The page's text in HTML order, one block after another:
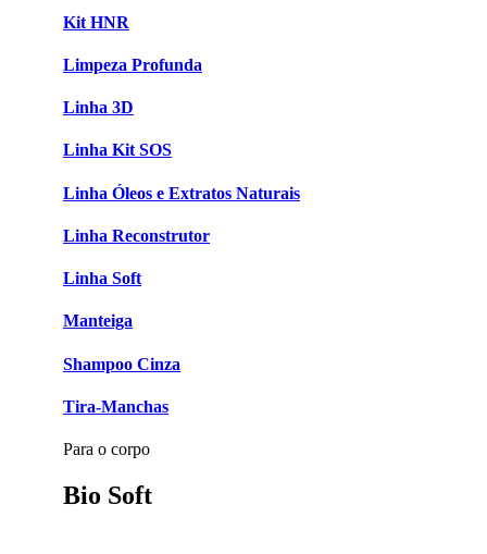
Kit HNR
Limpeza Profunda
Linha 3D
Linha Kit SOS
Linha Óleos e Extratos Naturais
Linha Reconstrutor
Linha Soft
Manteiga
Shampoo Cinza
Tira-Manchas
Para o corpo
Bio Soft